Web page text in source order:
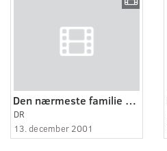
Den nærmeste familie 2:4
DR
13. december 2001